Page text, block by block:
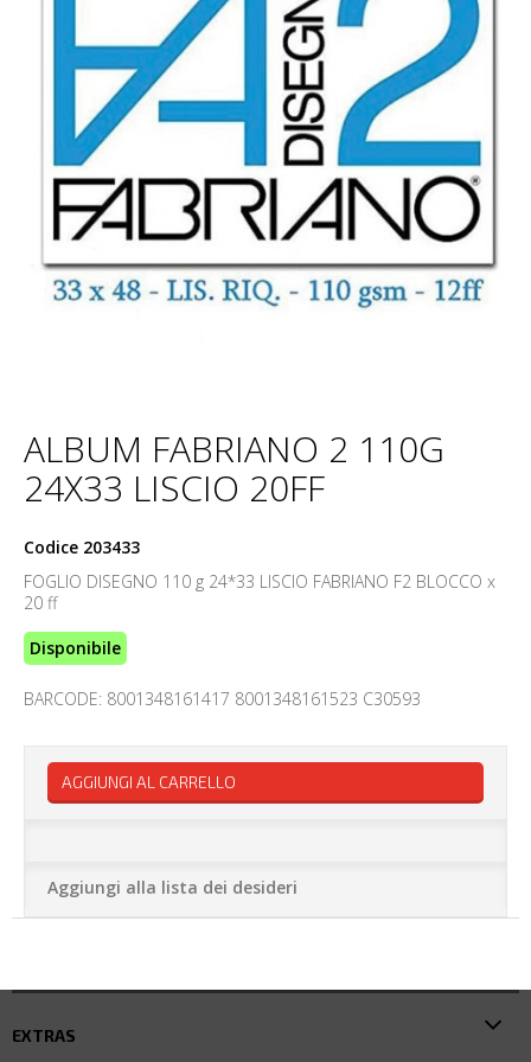
ALBUM FABRIANO 2 110G
24X33 LISCIO 20FF
Codice 203433
FOGLIO DISEGNO 110 g 24*33 LISCIO FABRIANO F2 BLOCCO x
20 ff
Disponibile
BARCODE: 8001348161417 8001348161523 C30593
AGGIUNGI AL CARRELLO
Aggiungi alla lista dei desideri
EXTRAS